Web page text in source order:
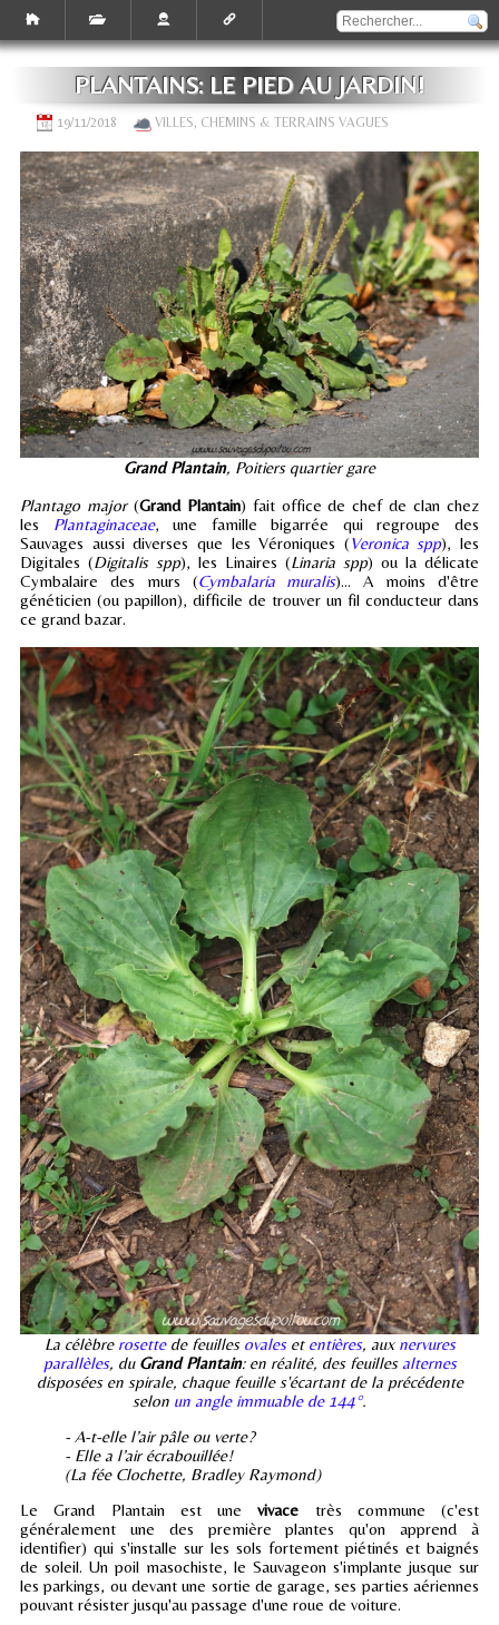
PLANTAINS: LE PIED AU JARDIN!
19/11/2018 VILLES, CHEMINS & TERRAINS VAGUES
Grand Plantain, Poitiers quartier gare
Plantago major(Grand Plantain) fait office de chef de clan chez
les Plantaginaceae, une famille bigarrée qui regroupe des
Sauvages aussi diverses que les Véroniques (Veronica spp), les
Digitales (Digitalis spp), les Linaires (Linaria spp) ou la délicate
Cymbalaire des murs (Cymbalaria muralis)... A moins d'être
généticien (ou papillon), difficile de trouver un fil conducteur dans
ce grand bazar.
La célèbre rosettede feuilles ovaleset entières, aux nervures
parallèles, du Grand Plantain: en réalité, des feuillesalternes
disposées en spirale, chaque feuille s'écartant de la précédente
selon un angle immuable de 144°.
- A-t-elle l’air pâle ou verte?
- Elle a l’air écrabouillée!
(La fée Clochette, Bradley Raymond)
Le Grand Plantain est unevivace très commune (c'est
généralement une des première plantes qu'on apprend à
identifier) qui s'installe sur les sols fortement piétinés et baignés
de soleil. Un poil masochiste, le Sauvageon s'implante jusque sur
les parkings, ou devant une sortie de garage, ses parties aériennes
pouvant résister jusqu'au passage d'une roue de voiture.